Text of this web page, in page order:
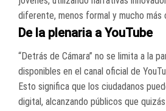
diferente, menos formal y mucho más
De la plenaria a YouTube
“Detrás de Cámara” no se limita a la
disponibles en el canal oficial de
Esto significa que los ciudadanos
digital, alcanzando públicos que